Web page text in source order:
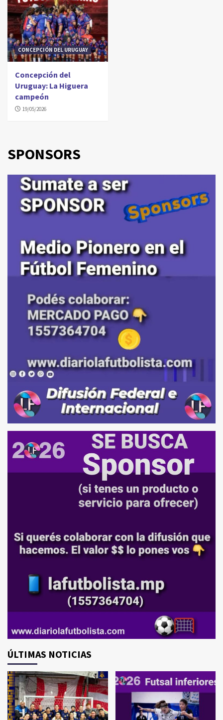
CONCEPCIÓN DEL URUGUAY
Concepción del
Uruguay: La Higuera
campeón
19/05/2026
SPONSORS
ÚLTIMAS NOTICIAS